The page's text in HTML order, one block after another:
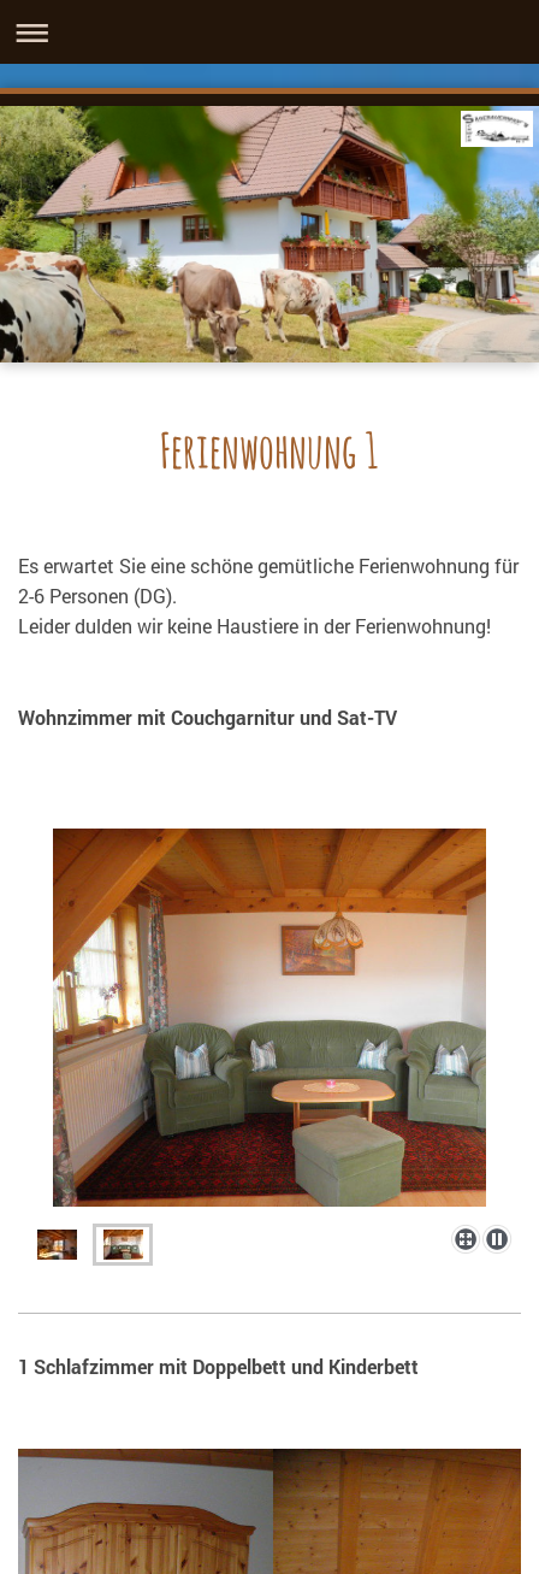
Ferienwohnung 1
Es erwartet Sie eine schöne gemütliche Ferienwohnung für
2-6 Personen (DG).
Leider dulden wir keine Haustiere in der Ferienwohnung!
Wohnzimmer mit Couchgarnitur und Sat-TV
1 Schlafzimmer mit Doppelbett und Kinderbett